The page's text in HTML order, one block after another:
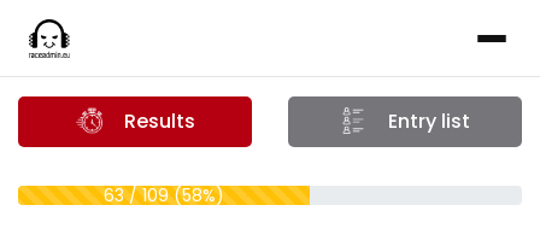
Results Entry list
63 / 109 (58%)